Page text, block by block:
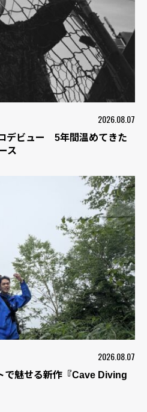
2026.08.07
デビュー 5年間温めてきた
ス
2026.08.07
で魅せる新作『Cave Diving